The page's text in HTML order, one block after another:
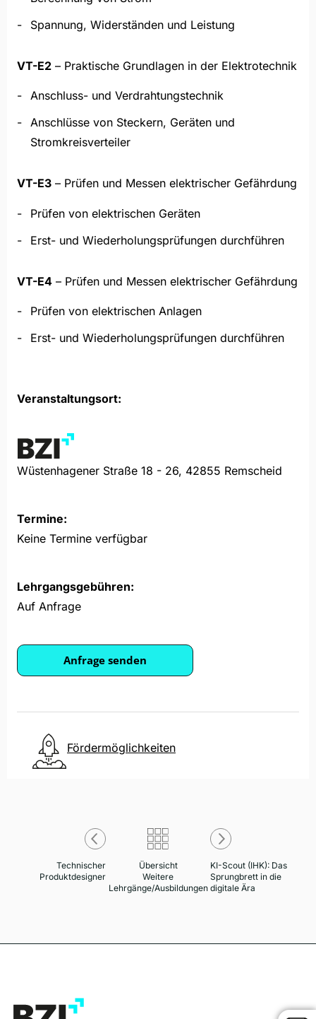
Spannung, Widerständen und Leistung
VT-E2 – Praktische Grundlagen in der Elektrotechnik
Anschluss- und Verdrahtungstechnik
Anschlüsse von Steckern, Geräten und
Stromkreisverteiler
VT-E3 – Prüfen und Messen elektrischer Gefährdung
Prüfen von elektrischen Geräten
Erst- und Wiederholungsprüfungen durchführen
VT-E4 – Prüfen und Messen elektrischer Gefährdung
Prüfen von elektrischen Anlagen
Erst- und Wiederholungsprüfungen durchführen
Veranstaltungsort:
Wüstenhagener Straße 18 - 26, 42855 Remscheid
Termine:
Keine Termine verfügbar
Lehrgangsgebühren:
Auf Anfrage
Anfrage senden
Fördermöglichkeiten
Technischer
Produktdesigner
Übersicht
Weitere
Lehrgänge/Ausbildungen
KI-Scout (IHK): Das
Sprungbrett in die
digitale Ära